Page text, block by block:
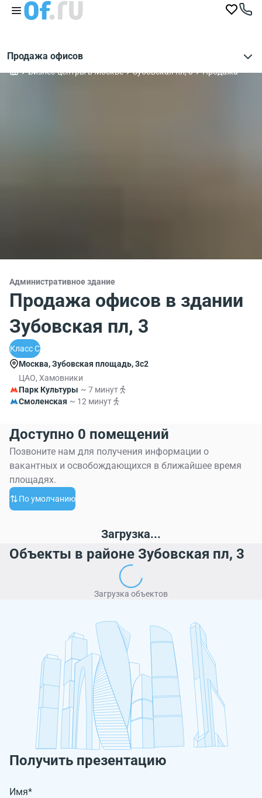
Продажа офисов
Бизнес-центры в Москве Зубовская пл, 3 Продажа
Административное здание
Продажа офисов в здании
Зубовская пл, 3
Класс C
Москва, Зубовская площадь, 3с2
ЦАО, Хамовники
Парк Культуры ~ 7 минут
Смоленская ~ 12 минут
Доступно 0 помещений
Позвоните нам для получения информации о
вакантных и освобождающихся в ближайшее время
площадях.
По умолчанию
Загрузка...
Объекты в районе Зубовская пл, 3
Загрузка объектов
Получить презентацию
Имя*